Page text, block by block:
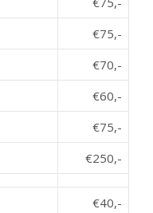
€75,-
€70,-
€60,-
€75,-
€250,-
€40,-